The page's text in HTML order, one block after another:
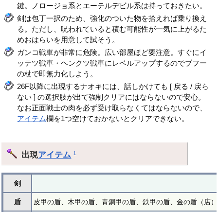
鍵。ノロージョ系とエーテルデビル系は持っておきたい。
剣は包丁一択のため、強化のついた物を拾えれば乗り換え
る。ただし、呪われていると積む可能性が一気に上がるた
めおはらいを用意して試そう。
ガンコ戦車が非常に危険。広い部屋ほど要注意。すぐにイ
ッテツ戦車・ヘンクツ戦車にレベルアップするのでブフー
の杖で即無力化しよう。
26F以降に出現するナオキには、話しかけても [ 戻る / 戻ら
ない ] の選択肢が出て強制クリアにはならないので安心。
なお正面戦士の肉を必ず受け取らなくてはならないので、
アイテム欄を1つ空けておかないとクリアできない。
出現アイテム †
剣
盾 皮甲の盾、木甲の盾、青銅甲の盾、鉄甲の盾、金の盾（店